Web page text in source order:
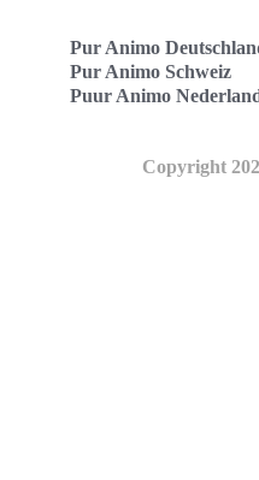
Pur Animo
Pur Animo Schweiz
Puur Animo
Copyright